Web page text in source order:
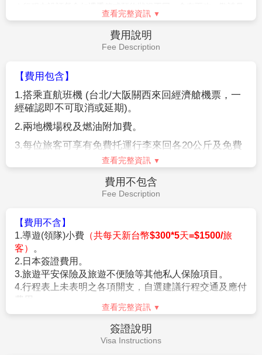
的螃蟹道樂，專門販賣日本各地區的螃蟹不過價錢聽說
蠻貴的，街道裡還有好口碑的金龍拉麵、大排長 龍的章
魚燒、大阪燒等等美食.來到大阪一定要到道頓堀吃一吃
作業規定
Operation Rules
【參團報名應注意事項】
※本行程為聯營團體，出團名稱~日本精緻假期。
★本行程班機起降時間為預定，但實際可能略有變更。
★如遇行程休館或突發狀況等導致行程無法前往，則依當地門票
金額進行退費。
★本公司保留有調整行程先後序的權利。
諒。
★參加本行程之客人本公司有投保旅行業契約責任險250萬，醫
時需提供本人指紋和拍攝臉部照片並接受入境審查官之審查，拒
絕配合者將不獲准入境。
★【特別說明】
日本國土交通省於平成24年6月(2012年)發布最新規定，每日行
車時間不得超過10小時（以自車庫實際發車時間為計算基準），
以有效防止巴士司機因過(疲)勞駕駛所衍生之交通狀況。如因塞
車或其他不可抗力之因素導致行車時間與日本國土交通省制訂之
法規有相抵觸情況時，以日本國土交通省法規為主。如有造成不
★若為包（加）班機行程，依包（加）班機航空公司作業條件，
作業方式將不受國外旅遊定型化契約書中第二十七條規範，如因
查看完整資訊
費用說明
Fee Description
【費用包含】
1.搭乘直航班機( 台北/大阪關西來回經濟艙機票，一
經確認即不可取消或延期
2.兩地機場稅及燃油附加費。
3.每位旅客可享有免費托運行李來回各20公斤及免費
公斤。
萬旅行責任險及新台幣
查看完整資訊
費用不包含
Fee Description